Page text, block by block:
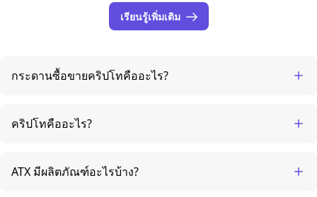
เรียนรู้เพิ่มเติม
กระดานซื้อขายคริปโทคืออะไร?
คริปโทคืออะไร?
ATX มีผลิตภัณฑ์อะไรบ้าง?